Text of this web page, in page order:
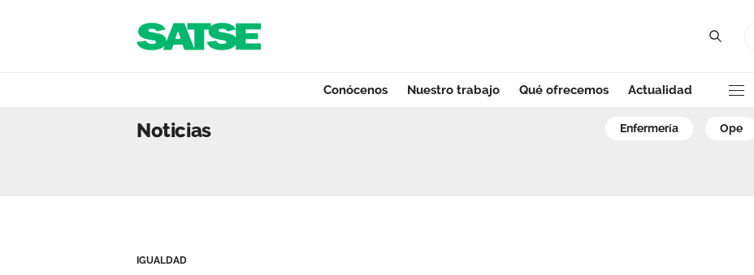
Navegación
Conócenos Nuestro trabajo Qué ofrecemos Actualidad
La Carrera Profesional no se debe
Noticias enfermería ope
IGUALDAD